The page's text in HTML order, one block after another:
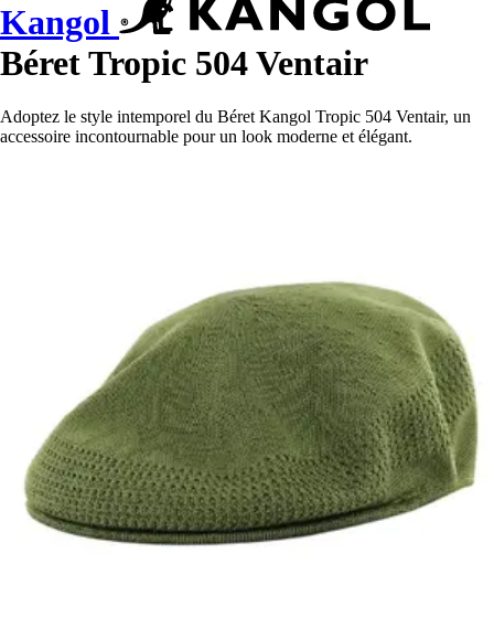
Kangol
Béret Tropic 504 Ventair
Adoptez le style intemporel du Béret Kangol Tropic 504 Ventair, un
accessoire incontournable pour un look moderne et élégant.